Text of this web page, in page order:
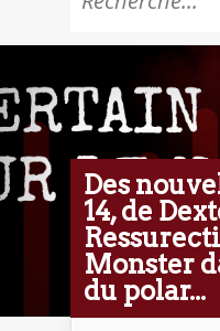
Des
14, de
Monster
du polar...